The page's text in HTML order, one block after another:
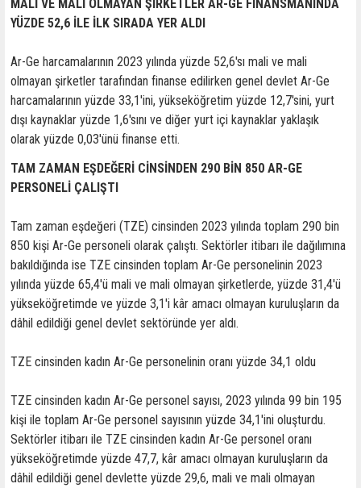
MALİ VE MALİ OLMAYAN ŞİRKETLER AR-GE FİNANSMANINDA
YÜZDE 52,6 İLE İLK SIRADA YER ALDI
Ar-Ge harcamalarının 2023 yılında yüzde 52,6'sı mali ve mali
olmayan şirketler tarafından finanse edilirken genel devlet Ar-Ge
harcamalarının yüzde 33,1'ini, yükseköğretim yüzde 12,7'sini, yurt
dışı kaynaklar yüzde 1,6'sını ve diğer yurt içi kaynaklar yaklaşık
olarak yüzde 0,03'ünü finanse etti.
TAM ZAMAN EŞDEĞERİ CİNSİNDEN 290 BİN 850 AR-GE
PERSONELİ ÇALIŞTI
Tam zaman eşdeğeri (TZE) cinsinden 2023 yılında toplam 290 bin
850 kişi Ar-Ge personeli olarak çalıştı. Sektörler itibarı ile dağılımına
bakıldığında ise TZE cinsinden toplam Ar-Ge personelinin 2023
yılında yüzde 65,4'ü mali ve mali olmayan şirketlerde, yüzde 31,4'ü
yükseköğretimde ve yüzde 3,1'i kâr amacı olmayan kuruluşların da
dâhil edildiği genel devlet sektöründe yer aldı.
TZE cinsinden kadın Ar-Ge personelinin oranı yüzde 34,1 oldu
TZE cinsinden kadın Ar-Ge personel sayısı, 2023 yılında 99 bin 195
kişi ile toplam Ar-Ge personel sayısının yüzde 34,1'ini oluşturdu.
Sektörler itibarı ile TZE cinsinden kadın Ar-Ge personel oranı
yükseköğretimde yüzde 47,7, kâr amacı olmayan kuruluşların da
dâhil edildiği genel devlette yüzde 29,6, mali ve mali olmayan